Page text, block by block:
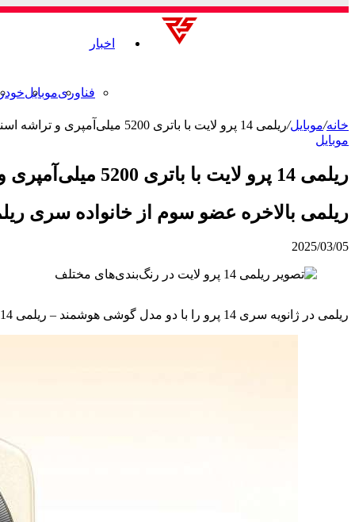
اخبار
فناوریموبایل
خانه/موبایل/ریلمی 14 پرو لایت با باتری 5200 میلی‌آمپری و تراشه اسنپدراگون 7s نسل 2 از راه رسید
موبایل
ریلمی 14 پرو لایت با باتری 5200 میلی‌آمپری و تراشه اسنپدراگون 7s نسل 2 از راه رسید
ریلمی بالاخره عضو سوم از خانواده سری ریلمی 14 را معرفی
2025/03/05
ریلمی در ژانویه سری 14 پرو را با دو مدل گوشی هوشمند – ریلمی 14 پرو و ریلمی 14 پرو پلاس معرفی کرد. اکنون یک مدل سوم به نام ریلمی 14 پرو لایت به آنها پیوسته است.